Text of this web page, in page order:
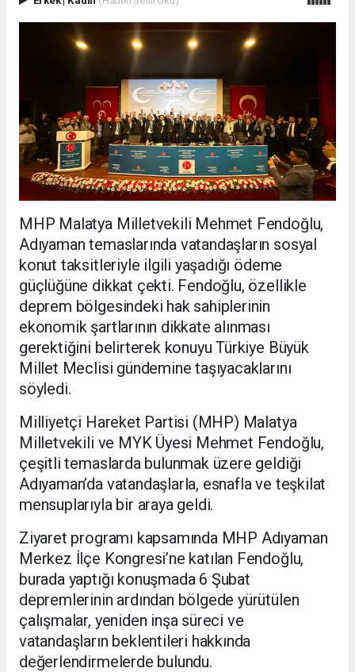
MHP Malatya Milletvekili Mehmet Fendoğlu,
Adıyaman temaslarında vatandaşların sosyal
konut taksitleriyle ilgili yaşadığı ödeme
güçlüğüne dikkat çekti. Fendoğlu, özellikle
deprem bölgesindeki hak sahiplerinin
ekonomik şartlarının dikkate alınması
gerektiğini belirterek konuyu Türkiye Büyük
Millet Meclisi gündemine taşıyacaklarını
söyledi.
Milliyetçi Hareket Partisi (MHP) Malatya
Milletvekili ve MYK Üyesi Mehmet Fendoğlu,
çeşitli temaslarda bulunmak üzere geldiği
Adıyaman’da vatandaşlarla, esnafla ve teşkilat
mensuplarıyla bir araya geldi.
Ziyaret programı kapsamında MHP Adıyaman
Merkez İlçe Kongresi’ne katılan Fendoğlu,
burada yaptığı konuşmada 6 Şubat
depremlerinin ardından bölgede yürütülen
çalışmalar, yeniden inşa süreci ve
vatandaşların beklentileri hakkında
değerlendirmelerde bulundu.